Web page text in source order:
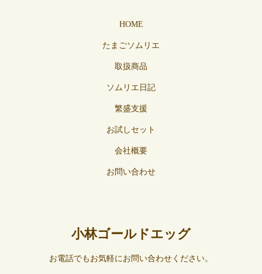
HOME
たまごソムリエ
取扱商品
ソムリエ日記
繁盛支援
お試しセット
会社概要
お問い合わせ
小林ゴールドエッグ
お電話でもお気軽にお問い合わせください。